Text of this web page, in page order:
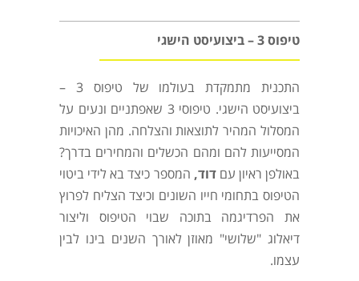
טיפוס 3 – ביצועיסט הישגי
התכנית מתמקדת בעולמו של טיפוס 3 –
ביצועיסט הישגי. טיפוסי 3 שאפתניים ונעים על
המסלול המהיר לתוצאות והצלחה. מהן האיכויות
המסייעות להם ומהם הכשלים והמחירים בדרך?
באולפן ראיון עםדוד, המספר כיצד בא לידי ביטוי
הטיפוס בתחומי חייו השונים וכיצד הצליח לפרוץ
את הפרדיגמה בתוכה שבוי הטיפוס וליצור
דיאלוג "שלושי" מאוזן לאורך השנים בינו לבין
עצמו.